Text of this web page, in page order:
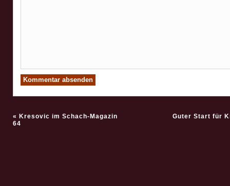
« Kresovic im Schach-Magazin
64
Guter Start für